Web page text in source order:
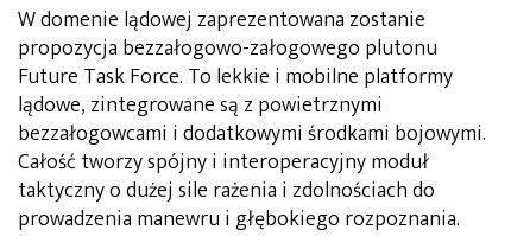
W domenie lądowej zaprezentowana zostanie
propozycja bezzałogowo-załogowego plutonu
Future Task Force. To lekkie i mobilne platformy
lądowe, zintegrowane są z powietrznymi
bezzałogowcami i dodatkowymi środkami bojowymi.
Całość tworzy spójny i interoperacyjny moduł
taktyczny o dużej sile rażenia i zdolnościach do
prowadzenia manewru i głębokiego rozpoznania.